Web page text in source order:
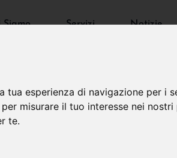
esperienza di navigazione per i
per misurare il tuo interesse nei
te.
Siamo Servizi Notizie